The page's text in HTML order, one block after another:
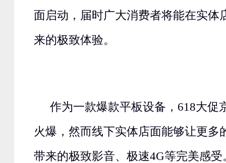
面启动，届时广大消费者将能在实体
来的极致体验。
作为一款爆款平板设备，618大促
火爆，然而线下实体店面能够让更多
带来的极致影音、极速4G等完美感